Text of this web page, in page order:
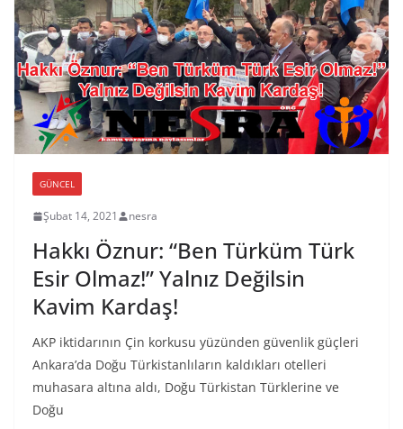
GÜNCEL
Şubat 14, 2021 nesra
Hakkı Öznur: “Ben Türküm Türk
Esir Olmaz!” Yalnız Değilsin
Kavim Kardaş!
AKP iktidarının Çin korkusu yüzünden güvenlik güçleri
Ankara’da Doğu Türkistanlıların kaldıkları otelleri
muhasara altına aldı, Doğu Türkistan Türklerine ve
Doğu